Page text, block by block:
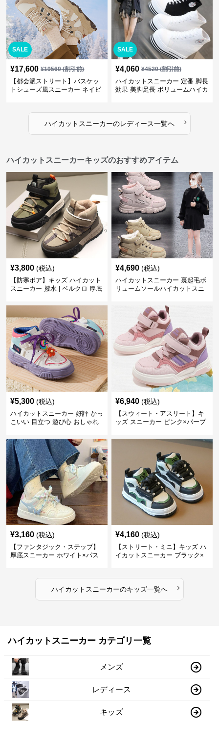
SALE
¥17,600 ¥19560(割引前)
【都会派ストリート】バスケッ
トシューズ風スニーカー ネイビ
SALE
¥4,060 ¥4520(割引前)
ハイカットスニーカー 定番 脚長
効果 美脚足長 ボリュームハイカ
かわいい
ハイカットスニーカーのレディース一覧へ ›
ハイカットスニーカーキッズのおすすめアイテム
¥3,800 (税込)
【防寒ボア】キッズ ハイカット
スニーカー 撥水 | ベルクロ 厚底
¥4,690 (税込)
ハイカットスニーカー 裏起毛ボ
リュームソールハイカットスニ
¥5,300 (税込)
ハイカットスニーカー 好評 かっ
こいい 目立つ 遊び心 おしゃれ
すべりにくい 快適歩行 グリップ
力
¥6,940 (税込)
【スウィート・アスリート】キ
ッズ スニーカー ピンク×パープ
ンソール ガールズ
¥3,160 (税込)
【ファンタジック・ステップ】
厚底スニーカー ホワイト×パス
¥4,160 (税込)
【ストリート・ミニ】キッズ ハ
イカットスニーカー ブラック×
ハイカットスニーカーのキッズ一覧へ ›
ハイカットスニーカー カテゴリ一覧
メンズ
レディース
キッズ